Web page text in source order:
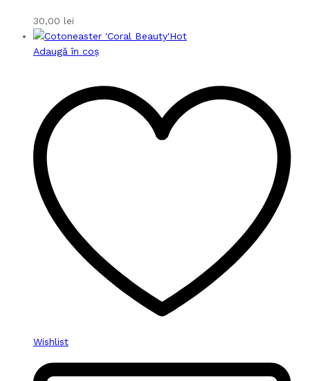
30,00 lei
Hot
Adaugă în coș
Wishlist